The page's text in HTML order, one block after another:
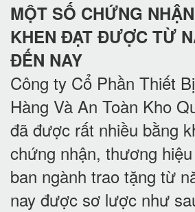
MỘT SỐ CHỨNG
KHEN ĐẠT ĐƯỢC TỪ
ĐẾN NAY
Công ty Cổ Phần Thiết
Hàng Và An Toàn Kho
đã được rất nhiều bằng
chứng nhận, thương
ban ngành trao tặng từ
nay được sơ lược như